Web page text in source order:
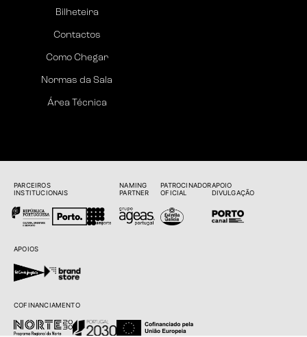
Bilheteira
Contactos
Como Chegar
Normas da Sala
Área Técnica
PARCEIROS
INSTITUCIONAIS
NAMING
PARTNER
PATROCINADOR
OFICIAL
APOIO
DIVULGAÇÃO
APOIOS
COFINANCIAMENTO